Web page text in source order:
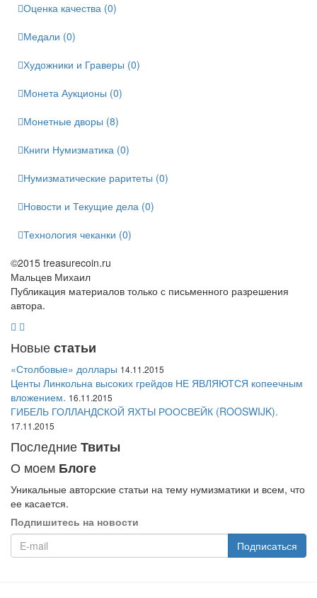
Оценка качества (0)
Медали (0)
Художники и Граверы (0)
Монета Аукционы (0)
Монетные дворы (8)
Книги Нумизматика (0)
Нумизматические раритеты (0)
Новости и Текущие дела (0)
Технология чеканки (0)
©2015 treasurecoin.ru
Мальцев Михаил
Публикация материалов только с письменного разрешения
автора.
Новыестатьи
«Столбовые» доллары 14.11.2015
Центы Линкольна высоких грейдов НЕ ЯВЛЯЮТСЯ копеечным
вложением. 16.11.2015
ГИБЕЛЬ ГОЛЛАНДСКОЙ ЯХТЫ РООСВЕЙК (ROOSWIJK).
17.11.2015
ПоследниеТвиты
О моем Блоге
Уникальные авторские статьи на тему нумизматики и всем, что
ее касается.
Подпишитесь на новости
Подписаться